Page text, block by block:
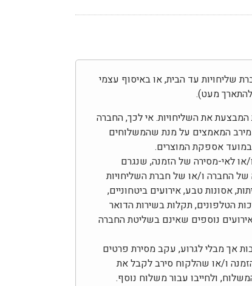
חברת שליחויות עד הבית, או באיסוף עצמי
מעט).
המבצעת את השליחויות. אי לכך, החברה
המאמצים על מנת שהמשלוחים
במועד אספקת המוצרים.
או לאי-מסירה של הזמנה, שנגרם
של החברה ו/או של חברת השליחויות
אסונות טבע, אירועים ביטחוניים,
הטלפונים, תקלות בשירות הדואר
נוספים שאינם בשליטת החברה
אך מבלי לגרוע, עקב מסירת פרטים
ו/או שהלקוח סירב לקבל את
ולחייבו עבור משלוח נוסף.